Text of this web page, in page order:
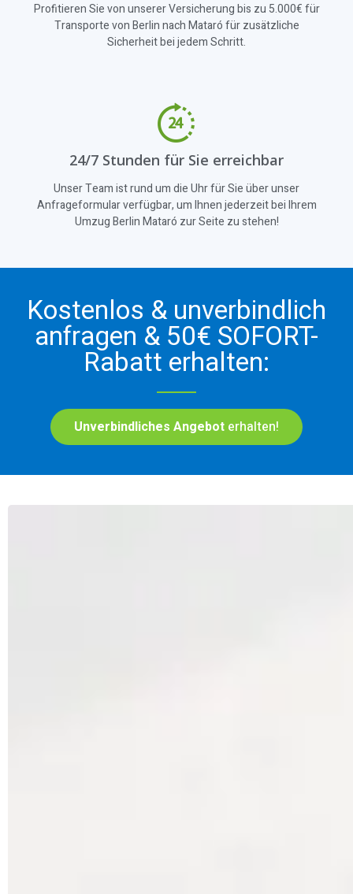
Profitieren Sie von unserer Versicherung bis zu 5.000€ für
Transporte von Berlin nach Mataró für zusätzliche
Sicherheit bei jedem Schritt.
24/7 Stunden für Sie erreichbar
Unser Team ist rund um die Uhr für Sie über unser
Anfrageformular verfügbar, um Ihnen jederzeit bei Ihrem
Umzug Berlin Mataró zur Seite zu stehen!
Kostenlos & unverbindlich
anfragen & 50€ SOFORT-
Rabatt erhalten:
Unverbindliches Angebot erhalten!